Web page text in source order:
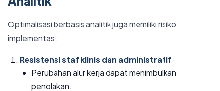
Optimalisasi berbasis analitik juga memiliki risiko
implementasi:
Resistensi staf klinis dan administratif
Perubahan alur kerja dapat menimbulkan
penolakan.